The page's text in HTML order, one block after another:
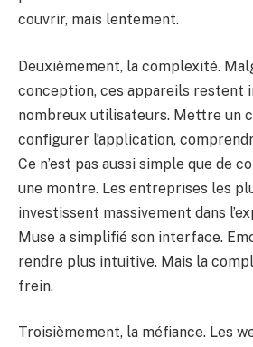
couvrir, mais lentement.
Deuxièmement, la complexité.
conception, ces appareils restent
nombreux utilisateurs. Mettre un
configurer l’application,
Ce n’est pas aussi simple que de
une montre. Les entreprises les
investissent massivement dans
Muse a simplifié son interface.
rendre plus intuitive. Mais la
frein.
Troisièmement, la méfiance. Les